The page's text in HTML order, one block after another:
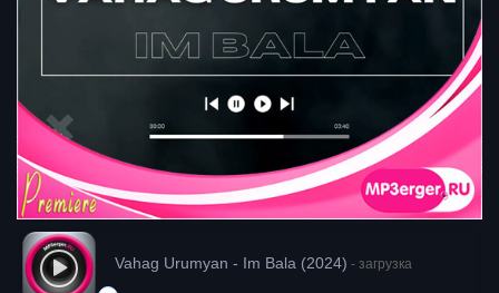
Vahag Urumyan - Im Bala (2024) - загрузка